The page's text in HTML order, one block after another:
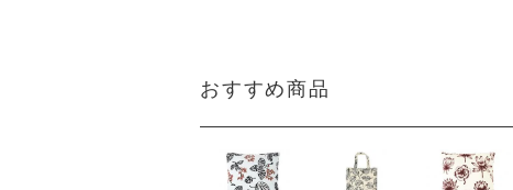
おすすめ商品